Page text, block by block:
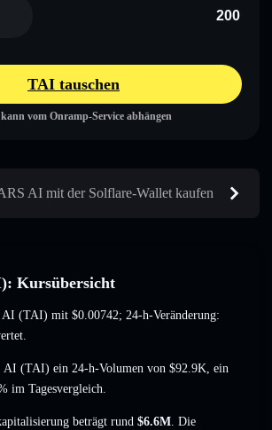
TAI tauschen
vom Onramp-Service abhängen
AI mit der Solflare-Wallet kaufen
Kursübersicht
AI (TAI) mit $0.00742; 24-h-Veränderung:
AI (TAI) ein 24-h-Volumen von $92.9K, ein
im Tagesvergleich.
beträgt rund $6.6M. Die